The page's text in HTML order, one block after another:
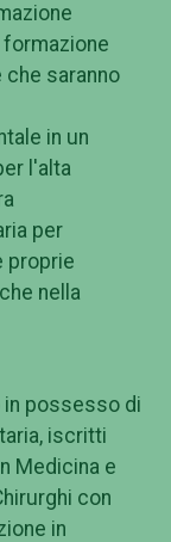
formazione
saranno
in un
l'alta
per
proprie
nella
in possesso di
iscritti
Medicina e
con
in